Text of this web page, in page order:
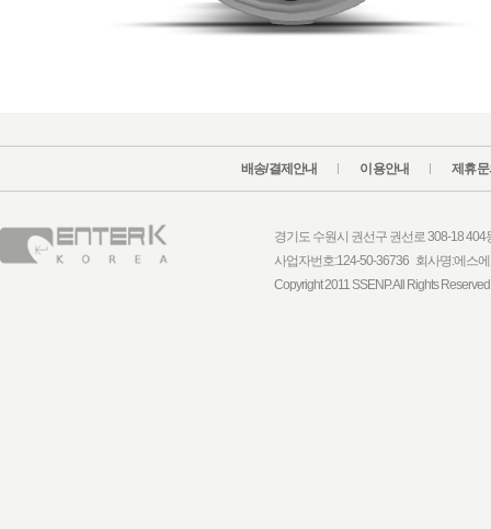
배송/결제안내 이용안내 제휴문
경기도 수원시 권선구 권선로 308-18
사업자번호:124-50-36736 회사명:에스
Copyright 2011 SSENP. All Rights Reserved